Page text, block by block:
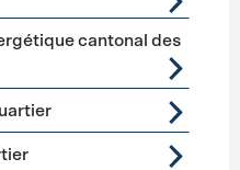
cantonal des